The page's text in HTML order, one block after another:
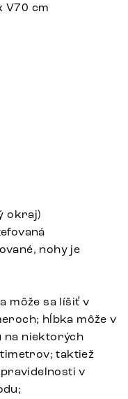
V70 cm
okraj)
nohy je
môže sa líšiť v
hĺbka môže v
na niektorých
taktiež
v